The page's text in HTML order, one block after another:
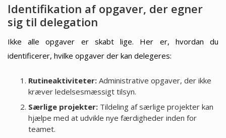
Identifikation af opgaver, der egner
sig til delegation
Ikke alle opgaver er skabt lige. Her er, hvordan du
identificerer, hvilke opgaver der kan delegeres:
Rutineaktiviteter:Administrative opgaver, der ikke
kræver ledelsesmæssigt tilsyn.
Særlige projekter:Tildeling af særlige projekter kan
hjælpe med at udvikle nye færdigheder inden for
teamet.